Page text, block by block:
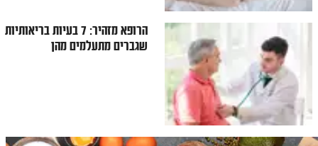
הרופא מזהיר: 7 בעיות בריאותיות
שגברים מתעלמים מהן